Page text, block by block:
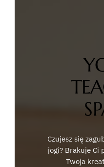
Czujesz się
jogi? Brakuje Ci
Twoja